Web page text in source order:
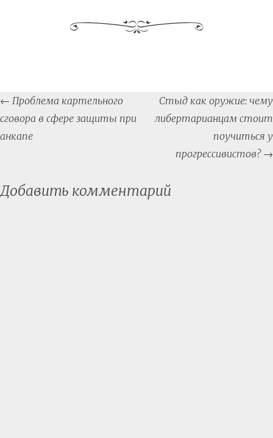
Post
navigation
← Проблема картельного
сговора в сфере защиты при
анкапе
Стыд как оружие: чему
либертарианцам стоит
поучиться у
прогрессивистов? →
Добавить комментарий